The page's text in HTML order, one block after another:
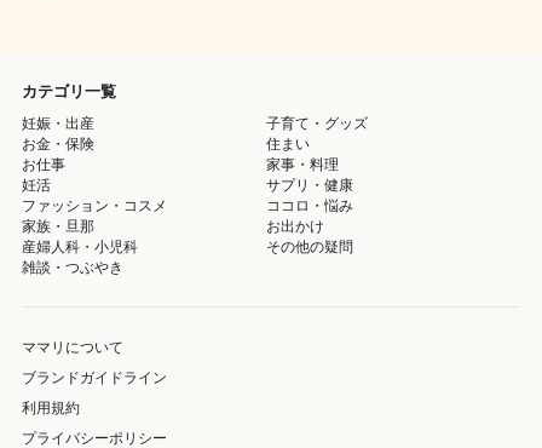
カテゴリ一覧
妊娠・出産
子育て・グッズ
お金・保険
住まい
お仕事
家事・料理
妊活
サプリ・健康
ファッション・コスメ
ココロ・悩み
家族・旦那
お出かけ
産婦人科・小児科
その他の疑問
雑談・つぶやき
ママリについて
ブランドガイドライン
利用規約
プライバシーポリシー